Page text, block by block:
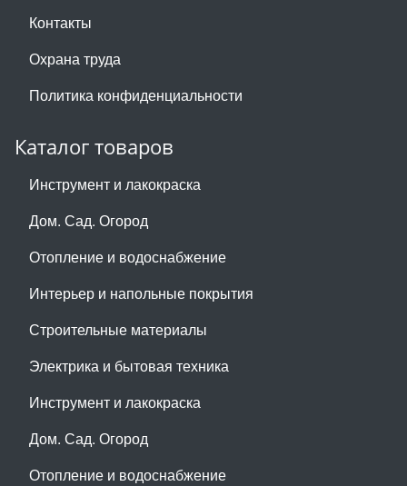
Контакты
Охрана труда
Политика конфиденциальности
Каталог товаров
Инструмент и лакокраска
Дом. Сад. Огород
Отопление и водоснабжение
Интерьер и напольные покрытия
Строительные материалы
Электрика и бытовая техника
Инструмент и лакокраска
Дом. Сад. Огород
Отопление и водоснабжение